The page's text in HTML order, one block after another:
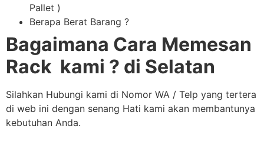
Pallet )
Berapa Berat Barang ?
Bagaimana Cara Memesan
Rack kami ? di Selatan
Silahkan Hubungi kami di Nomor WA / Telp yang tertera
di web ini dengan senang Hati kami akan membantunya
kebutuhan Anda.